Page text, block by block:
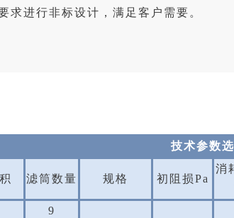
求进行非标设计，满足客户需要。
技术参数选
滤筒数量 规格 初阻损Pa
消
9